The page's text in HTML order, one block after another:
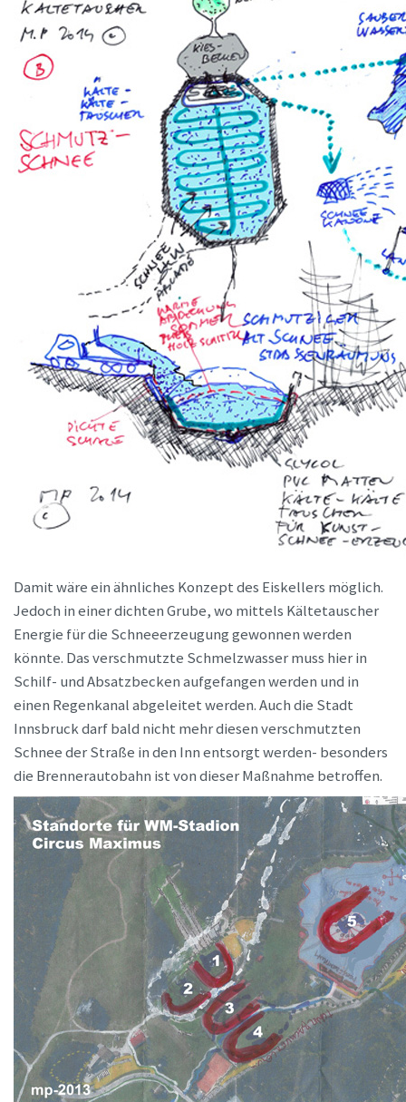
Damit wäre ein ähnliches Konzept des Eiskellers möglich.
Jedoch in einer dichten Grube, wo mittels Kältetauscher
Energie für die Schneeerzeugung gewonnen werden
könnte. Das verschmutzte Schmelzwasser muss hier in
Schilf- und Absatzbecken aufgefangen werden und in
einen Regenkanal abgeleitet werden. Auch die Stadt
Innsbruck darf bald nicht mehr diesen verschmutzten
Schnee der Straße in den Inn entsorgt werden- besonders
die Brennerautobahn ist von dieser Maßnahme betroffen.